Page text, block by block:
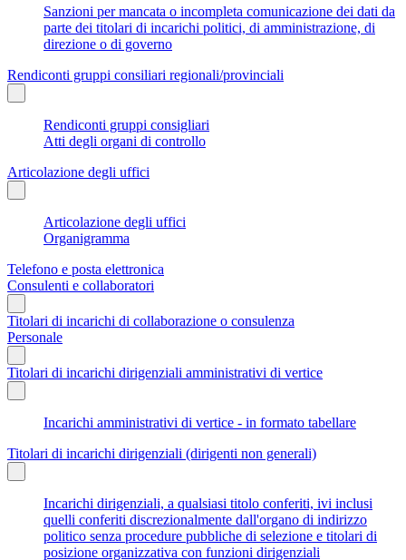
Sanzioni per mancata o incompleta comunicazione dei dati da
parte dei titolari di incarichi politici, di amministrazione, di
direzione o di governo
Rendiconti gruppi consiliari regionali/provinciali
Rendiconti gruppi consigliari
Atti degli organi di controllo
Articolazione degli uffici
Articolazione degli uffici
Organigramma
Telefono e posta elettronica
Consulenti e collaboratori
Titolari di incarichi di collaborazione o consulenza
Personale
Titolari di incarichi dirigenziali amministrativi di vertice
Incarichi amministrativi di vertice - in formato tabellare
Titolari di incarichi dirigenziali (dirigenti non generali)
Incarichi dirigenziali, a qualsiasi titolo conferiti, ivi inclusi
quelli conferiti discrezionalmente dall'organo di indirizzo
politico senza procedure pubbliche di selezione e titolari di
posizione organizzativa con funzioni dirigenziali